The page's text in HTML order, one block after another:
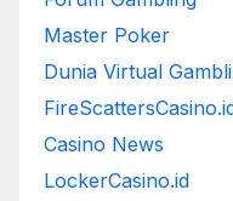
Master Poker
Dunia Virtual
Casino News
LockerCasino.id